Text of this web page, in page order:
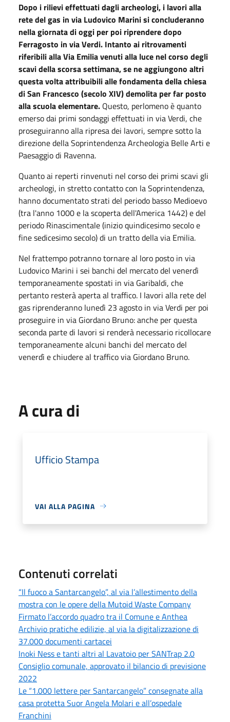
Dopo i rilievi effettuati dagli archeologi, i lavori alla
rete del gas in via Ludovico Marini si concluderanno
nella giornata di oggi per poi riprendere dopo
Ferragosto in via Verdi. Intanto ai ritrovamenti
riferibili alla Via Emilia venuti alla luce nel corso degli
scavi della scorsa settimana, se ne aggiungono altri
questa volta attribuibili alle fondamenta della chiesa
di San Francesco (secolo XIV) demolita per far posto
alla scuola elementare. Questo, perlomeno è quanto
emerso dai primi sondaggi effettuati in via Verdi, che
proseguiranno alla ripresa dei lavori, sempre sotto la
direzione della Soprintendenza Archeologia Belle Arti e
Paesaggio di Ravenna.
Quanto ai reperti rinvenuti nel corso dei primi scavi gli
archeologi, in stretto contatto con la Soprintendenza,
hanno documentato strati del periodo basso Medioevo
(tra l'anno 1000 e la scoperta dell'America 1442) e del
periodo Rinascimentale (inizio quindicesimo secolo e
fine sedicesimo secolo) di un tratto della via Emilia.
Nel frattempo potranno tornare al loro posto in via
Ludovico Marini i sei banchi del mercato del venerdì
temporaneamente spostati in via Garibaldi, che
pertanto resterà aperta al traffico. I lavori alla rete del
gas riprenderanno lunedì 23 agosto in via Verdi per poi
proseguire in via Giordano Bruno: anche per questa
seconda parte di lavori si renderà necessario ricollocare
temporaneamente alcuni banchi del mercato del
venerdì e chiudere al traffico via Giordano Bruno.
A cura di
Ufficio Stampa
VAI ALLA PAGINA
Contenuti correlati
“Il fuoco a Santarcangelo”, al via l’allestimento della
mostra con le opere della Mutoid Waste Company
Firmato l’accordo quadro tra il Comune e Anthea
Archivio pratiche edilizie, al via la digitalizzazione di
37.000 documenti cartacei
Inoki Ness e tanti altri al Lavatoio per SANTrap 2.0
Consiglio comunale, approvato il bilancio di previsione
2022
Le “1.000 lettere per Santarcangelo” consegnate alla
casa protetta Suor Angela Molari e all’ospedale
Franchini